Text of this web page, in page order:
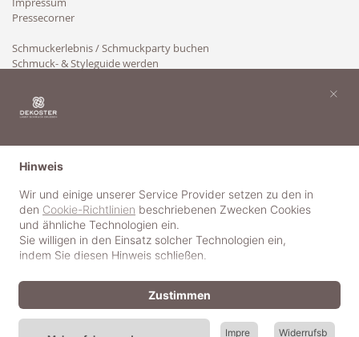
Pressecorner
Schmuckerlebnis / Schmuckparty buchen
Schmuck- & Styleguide werden
Hinweis
Wir und einige unserer Service Provider setzen zu den in
den Cookie-Richtlinien beschriebenen Zwecken Cookies
und ähnliche Technologien ein.
Sie willigen in den Einsatz solcher Technologien ein,
indem Sie diesen Hinweis schließen.
Impre Widerrufsb
Zustimmen
×